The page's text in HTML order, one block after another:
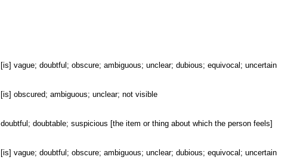
[is] vague; doubtful; obscure; ambiguous; unclear; dubious; equivocal; uncertain
[is] obscured; ambiguous; unclear; not visible
doubtful; doubtable; suspicious [the item or thing about which the person feels]
[is] vague; doubtful; obscure; ambiguous; unclear; dubious; equivocal; uncertain